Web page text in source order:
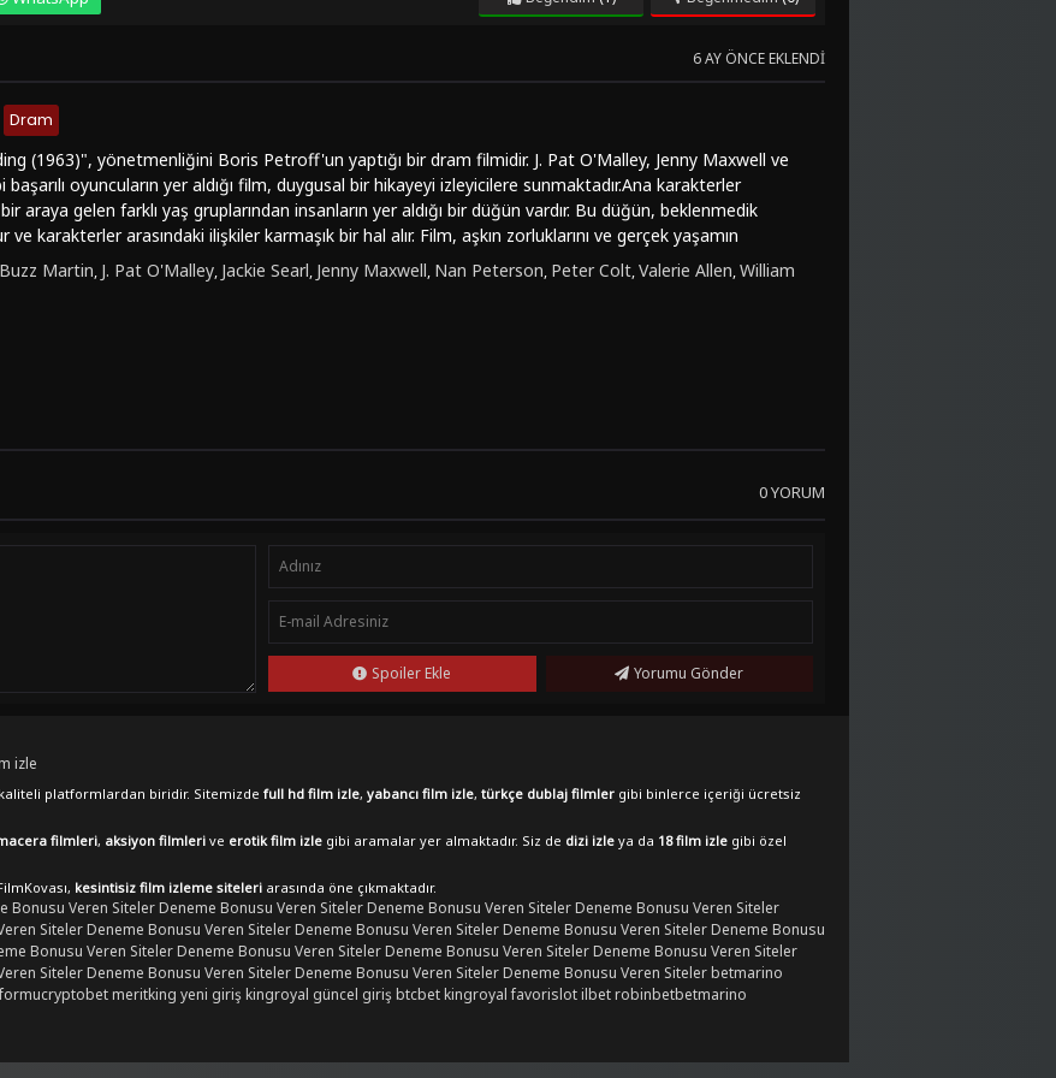
6 AY ÖNCE EKLENDI
Dram
(1963)", yönetmenliğini Boris Petroff'un yaptığı bir dram filmidir. J. Pat O'Malley, Jenny Maxwell ve
başarılı oyuncuların yer aldığı film, duygusal bir hikayeyi izleyicilere sunmaktadır.Ana karakterler
araya gelen farklı yaş gruplarından insanların yer aldığı bir düğün vardır. Bu düğün, beklenmedik
karakterler arasındaki ilişkiler karmaşık bir hal alır. Film, aşkın zorluklarını ve gerçek yaşamın
ele almaktadır."Shotgun Wedding (1963)" filmi, duygusal derinliği ve karakter gelişimi ile dikkat
performansları ve yönetmenin kurgusu, seyirciyi etkileyici bir deneyime davet etmektedir. Film
Buzz Martin, J. Pat O'Malley, Jackie Searl, Jenny Maxwell, Nan Peterson, Peter Colt,Valerie Allen,William
0 YORUM
Spoiler Ekle Yorumu Gönder
izle
platformlardan biridir. Sitemizde full hd film izle, yabancı film izle, türkçe dublaj filmler gibi binlerce içeriği ücretsiz
filmleri, aksiyon filmleri ve erotik film izle gibi aramalar yer almaktadır. Siz de dizi izle ya da 18 film izle gibi özel
kesintisiz film izleme siteleri arasında öne çıkmaktadır.
Bonusu Veren SitelerDeneme Bonusu Veren SitelerDeneme Bonusu Veren SitelerDeneme Bonusu Veren Siteler
SitelerDeneme Bonusu Veren SitelerDeneme Bonusu Veren SitelerDeneme Bonusu Veren SitelerDeneme Bonusu
Bonusu Veren SitelerDeneme Bonusu Veren SitelerDeneme Bonusu Veren SitelerDeneme Bonusu Veren Siteler
SitelerDeneme Bonusu Veren SitelerDeneme Bonusu Veren SitelerDeneme Bonusu Veren Sitelerbetmarino
cryptobetmeritking yeni girişkingroyal güncel girişbtcbetkingroyal favorislotilbetrobinbetbetmarino